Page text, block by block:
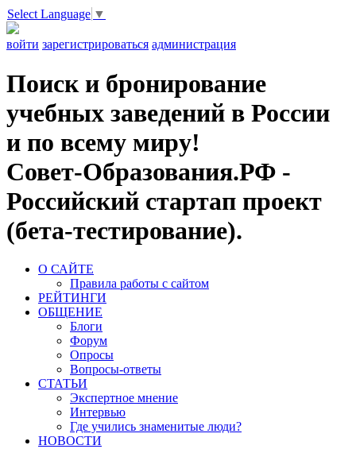
Select Language ▼
войти зарегистрироваться администрация
Поиск и бронирование
учебных заведений в России
и по всему миру!
Совет-Образования.РФ -
Российский стартап проект
(бета-тестирование).
О САЙТЕ
Правила работы с сайтом
РЕЙТИНГИ
ОБЩЕНИЕ
Блоги
Форум
Опросы
Вопросы-ответы
СТАТЬИ
Экспертное мнение
Интервью
Где учились знаменитые люди?
НОВОСТИ